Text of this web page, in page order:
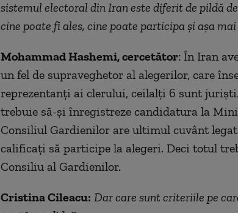
sistemul electoral din Iran este diferit de pildă
cine poate fi ales, cine poate participa și așa
Mohammad Hashemi, cercetător: În Iran
un fel de supraveghetor al alegerilor, care
reprezentanți ai clerului, ceilalți 6 sunt
trebuie să-și înregistreze candidatura la
Consiliul Gardienilor are ultimul cuvânt
calificați să participe la alegeri. Deci totul
Consiliu al Gardienilor.
Cristina Cileacu: Dar care sunt criteriile pe